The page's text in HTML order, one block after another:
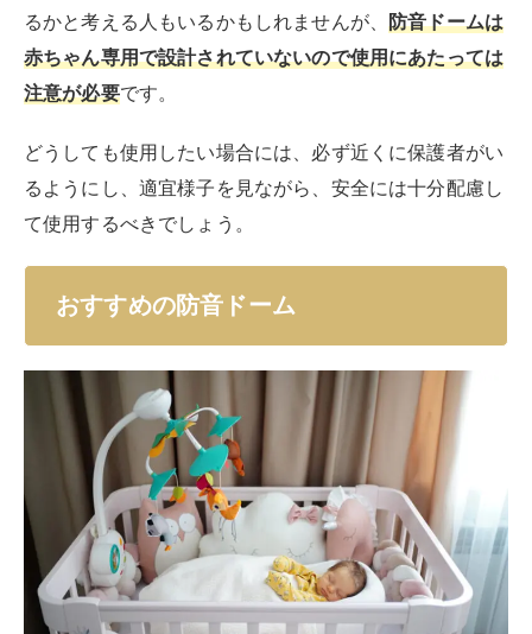
るかと考える人もいるかもしれませんが、防音ドームは
赤ちゃん専用で設計されていないので使用にあたっては
注意が必要です。
どうしても使用したい場合には、必ず近くに保護者がい
るようにし、適宜様子を見ながら、安全には十分配慮し
て使用するべきでしょう。
おすすめの防音ドーム